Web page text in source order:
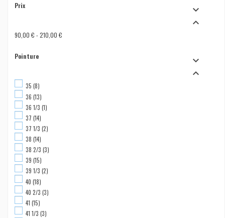
Prix


90,00 € - 210,00 €
Pointure


35 (8)
36 (13)
36 1/3 (1)
37 (14)
37 1/3 (2)
38 (14)
38 2/3 (3)
39 (15)
39 1/3 (2)
40 (18)
40 2/3 (3)
41 (15)
41 1/3 (3)